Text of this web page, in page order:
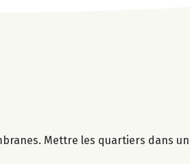
Mettre les quartiers dans un